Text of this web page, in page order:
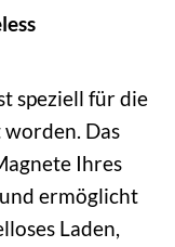
speziell für die
Das
Ihres
ermöglicht
Laden,